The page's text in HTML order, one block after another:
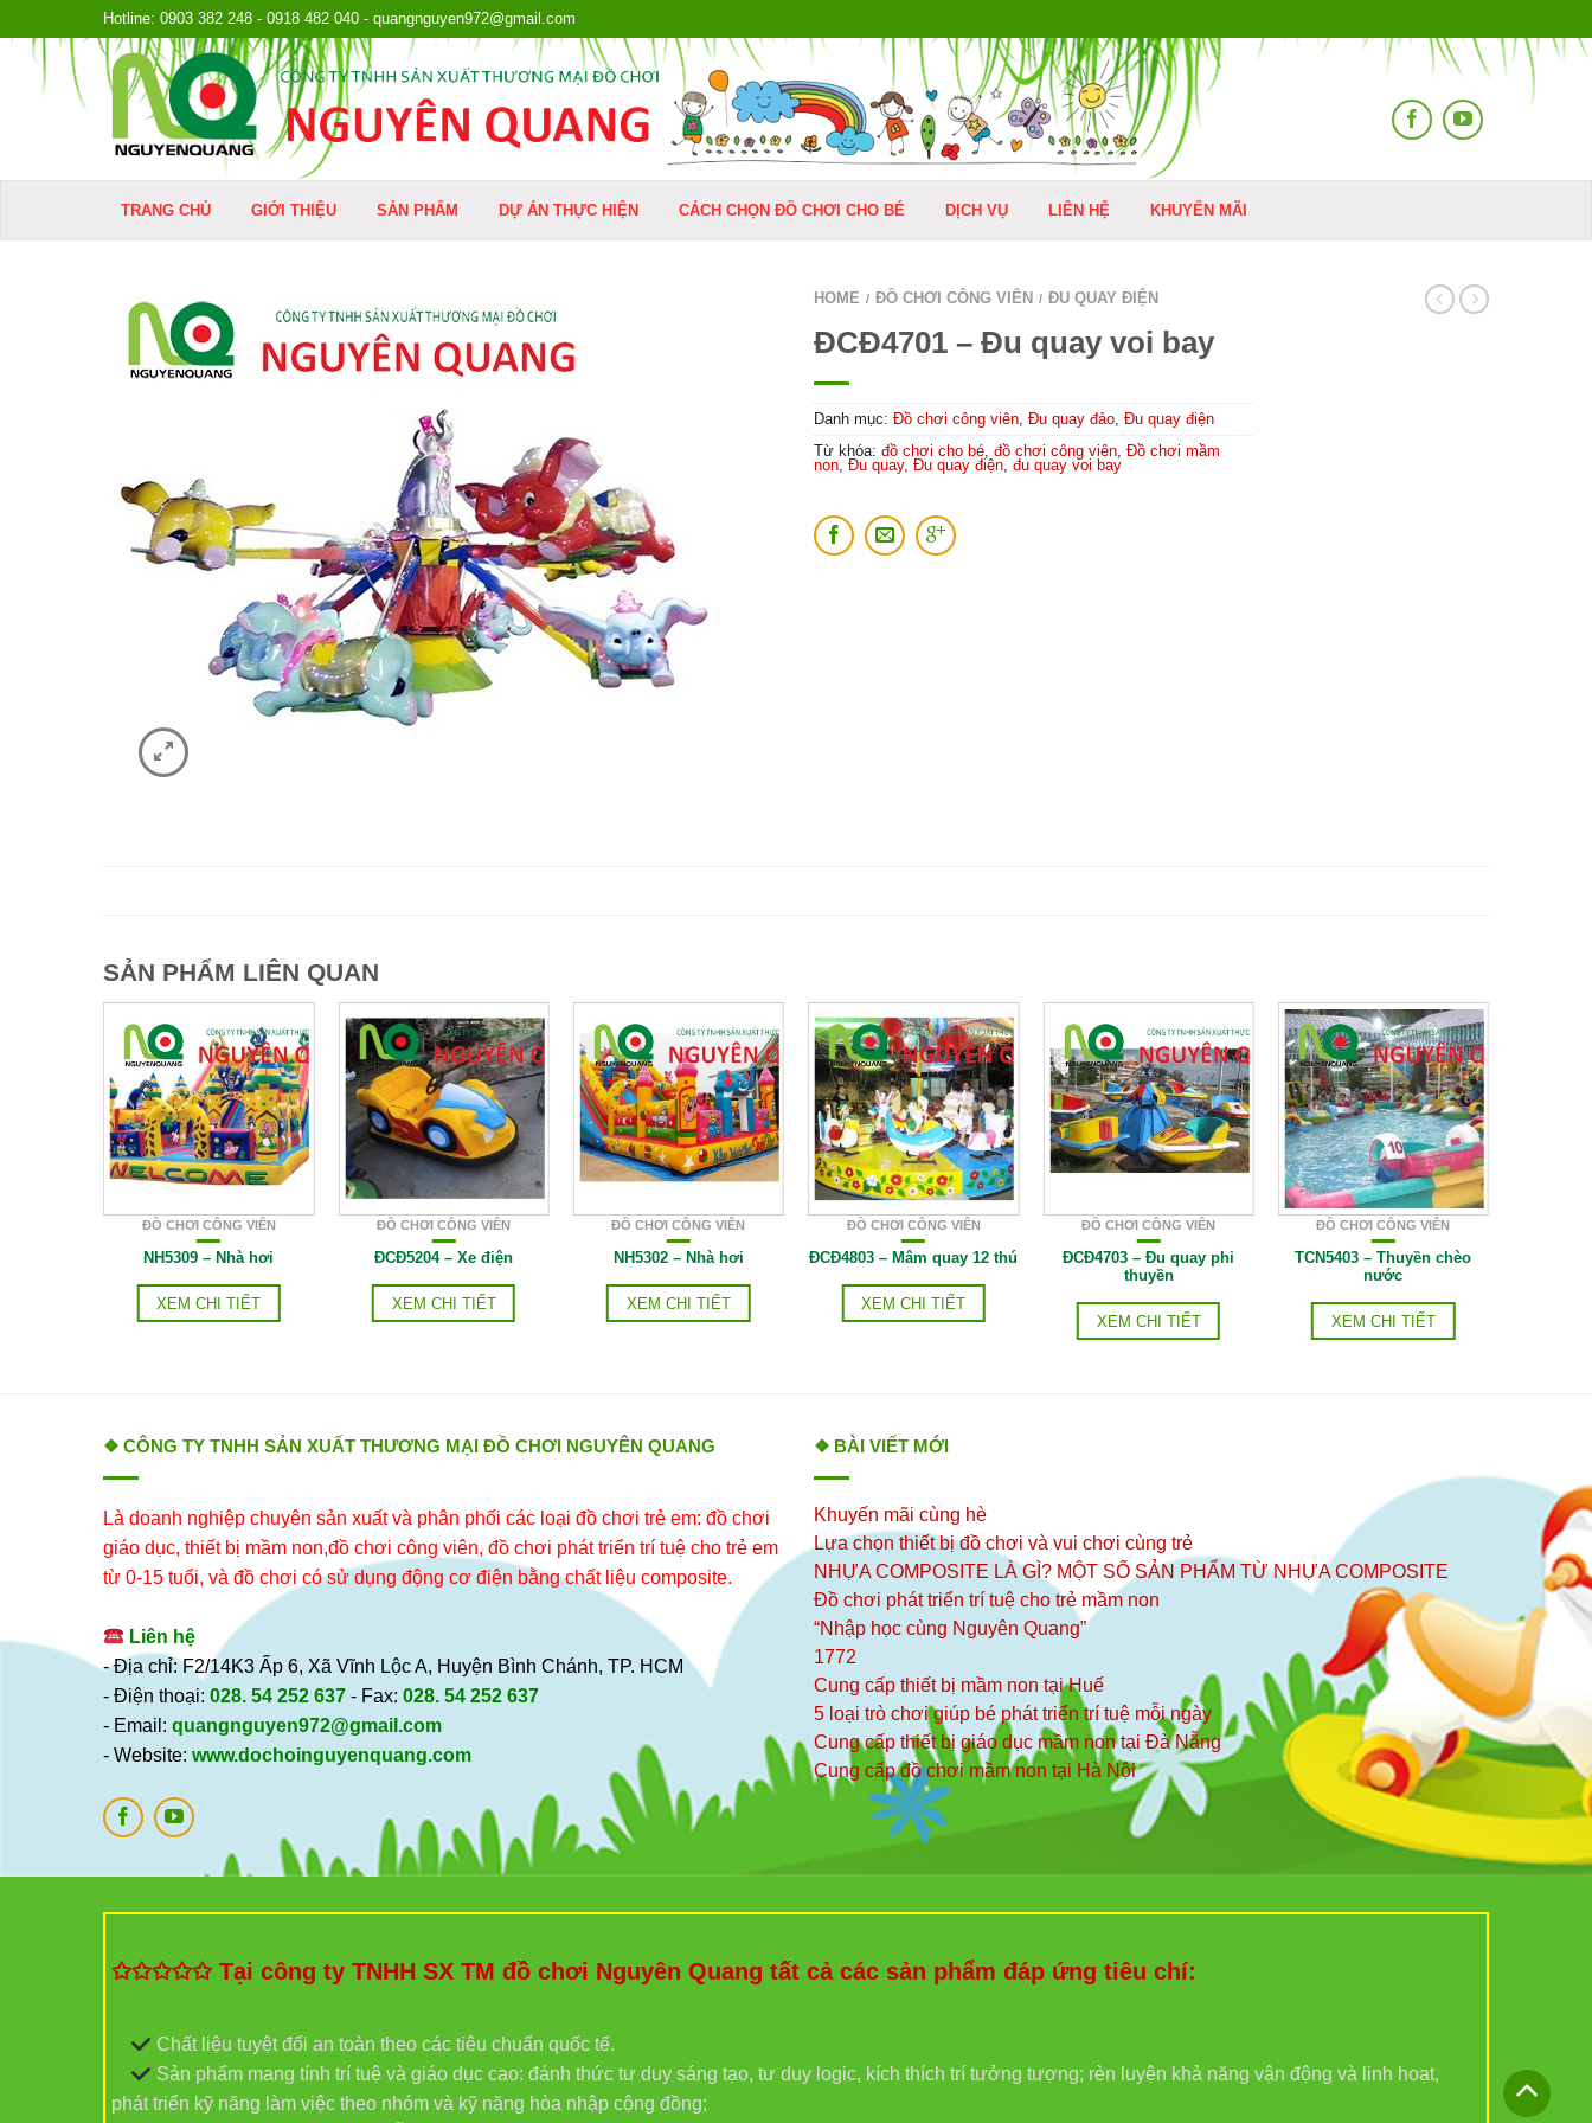
Hotline: 0903 382 248 - 0918 482 040 - quangnguyen972@gmail.com
TRANG CHỦ GIỚI THIỆU SẢN PHẨM DỰ ÁN THỰC HIỆN CÁCH CHỌN ĐỒ CHƠI CHO BÉ DỊCH VỤ LIÊN HỆ KHUYẾN MÃI
HOME / ĐỒ CHƠI CÔNG VIÊN / ĐU QUAY ĐIỆN
ĐCĐ4701 – Đu quay voi bay
Danh mục: Đồ chơi công viên Đu quay đảo Đu quay điện
Từ khóa: đồ chơi cho bé đồ chơi công viên Đồ chơi mầm
non Đu quay, Đu quay điện đu quay voi bay
SẢN PHẨM LIÊN QUAN
ĐỒ CHƠI CÔNG VIÊN
NH5309 – Nhà hơi
XEM CHI TIẾT
ĐỒ CHƠI CÔNG VIÊN
ĐCĐ5204 – Xe điện
XEM CHI TIẾT
ĐỒ CHƠI CÔNG VIÊN
NH5302 – Nhà hơi
XEM CHI TIẾT
ĐỒ CHƠI CÔNG VIÊN
ĐCĐ4803 – Mâm quay 12 thú
XEM CHI TIẾT
ĐỒ CHƠI CÔNG VIÊN
ĐCĐ4703 – Đu quay phi
thuyền
XEM CHI TIẾT
ĐỒ CHƠI CÔNG VIÊN
TCN5403 – Thuyền chèo
nước
XEM CHI TIẾT
❖ CÔNG TY TNHH SẢN XUẤT THƯƠNG MẠI ĐỒ CHƠI NGUYÊN QUANG
Là doanh nghiệp chuyên sản xuất và phân phối các loại đồ chơi trẻ em: đồ chơi
giáo dục, thiết bị mầm non,đồ chơi công viên, đồ chơi phát triển trí tuệ cho trẻ em
từ 0-15 tuổi, và đồ chơi có sử dụng động cơ điện bằng chất liệu composite.
Liên hệ
- Địa chỉ: F2/14K3 Ấp 6, Xã Vĩnh Lộc A, Huyện Bình Chánh, TP. HCM
- Điện thoại: 028. 54 252 637 - Fax: 028. 54 252 637
- Email: quangnguyen972@gmail.com
- Website: www.dochoinguyenquang.com
❖ BÀI VIẾT MỚI
Khuyến mãi cùng hè
Lựa chọn thiết bị đồ chơi và vui chơi cùng trẻ
NHỰA COMPOSITE LÀ GÌ? MỘT SỐ SẢN PHẨM TỪ NHỰA COMPOSITE
Đồ chơi phát triển trí tuệ cho trẻ mầm non
“Nhập học cùng Nguyên Quang”
1772
Cung cấp thiết bị mầm non tại Huế
5 loại trò chơi giúp bé phát triển trí tuệ mỗi ngày
Cung cấp thiết bị giáo dục mầm non tại Đà Nẵng
Cung cấp đồ chơi mầm non tại Hà Nội
✩✩✩✩✩ Tại công ty TNHH SX TM đồ chơi Nguyên Quang tất cả các sản phẩm đáp ứng tiêu chí:
Chất liệu tuyệt đối an toàn theo các tiêu chuẩn quốc tế.
Sản phẩm mang tính trí tuệ và giáo dục cao: đánh thức tư duy sáng tạo, tư duy logic, kích thích trí tưởng tượng; rèn luyện khả năng vận động và linh hoạt,
phát triển kỹ năng làm việc theo nhóm và kỹ năng hòa nhập cộng đồng;